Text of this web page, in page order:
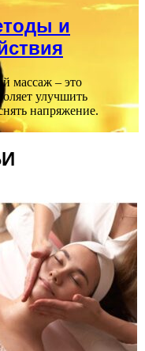
и
массаж – это
улучшить
напряжение.